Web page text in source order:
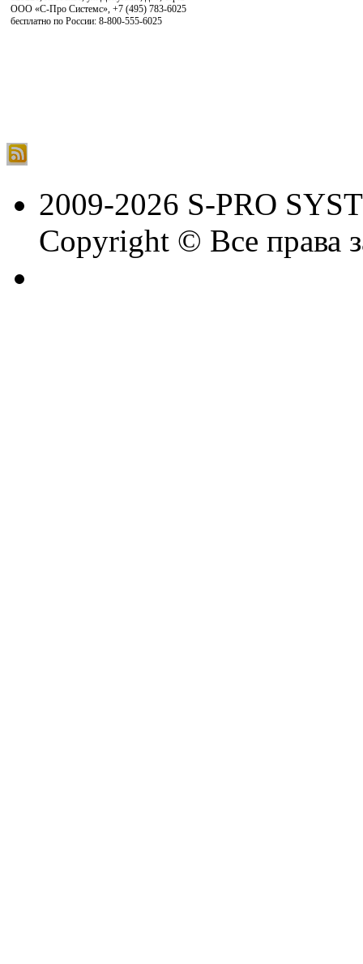
ООО «С-Про Системс» +7 (495) 783-6025
бесплатно по России: 8-800-555-6025
2009-2026 S-PRO
Copyright © Все права